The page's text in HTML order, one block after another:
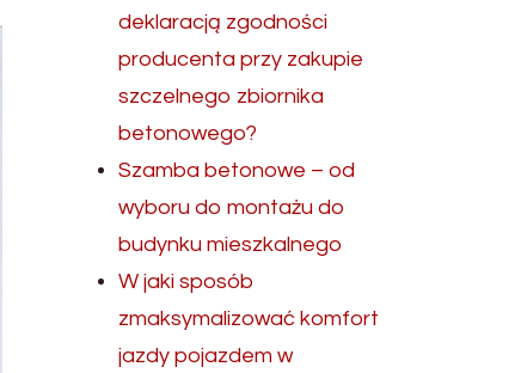
deklaracją zgodności
producenta przy zakupie
szczelnego zbiornika
betonowego?
Szamba betonowe – od
wyboru do montażu do
budynku mieszkalnego
W jaki sposób
zmaksymalizować komfort
jazdy pojazdem w